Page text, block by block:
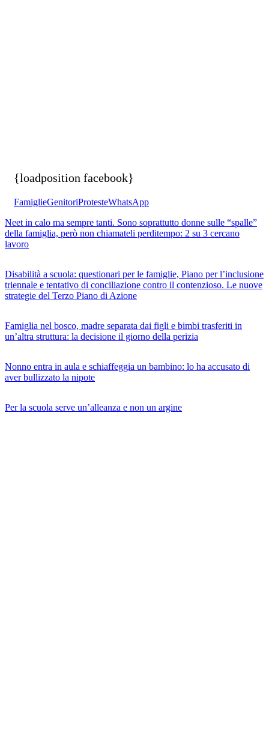
{loadposition facebook}
FamiglieGenitoriProtesteWhatsApp
Neet in calo ma sempre tanti. Sono soprattutto donne sulle “spalle”
della famiglia, però non chiamateli perditempo: 2 su 3 cercano
lavoro
Disabilità a scuola: questionari per le famiglie, Piano per l’inclusione
triennale e tentativo di conciliazione contro il contenzioso. Le nuove
strategie del Terzo Piano di Azione
Famiglia nel bosco, madre separata dai figli e bimbi trasferiti in
un’altra struttura: la decisione il giorno della perizia
Nonno entra in aula e schiaffeggia un bambino: lo ha accusato di
aver bullizzato la nipote
Per la scuola serve un’alleanza e non un argine